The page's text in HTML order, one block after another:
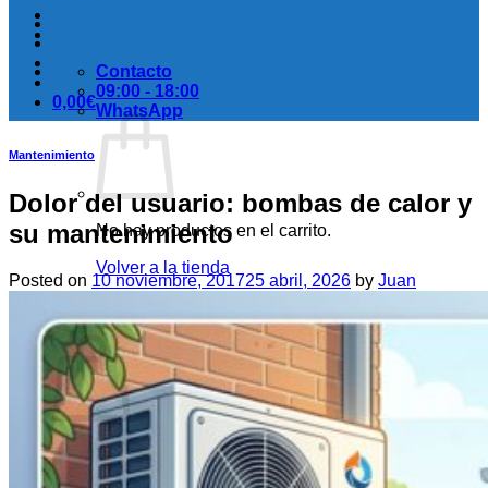
0,00€
No hay productos en el carrito.
Volver a la tienda
Carrito
No hay productos en el carrito.
Contacto
09:00 - 18:00
WhatsApp
Mantenimiento
Dolor del usuario: bombas de calor y
su mantenimiento
Posted on 10 noviembre, 201725 abril, 2026 by Juan